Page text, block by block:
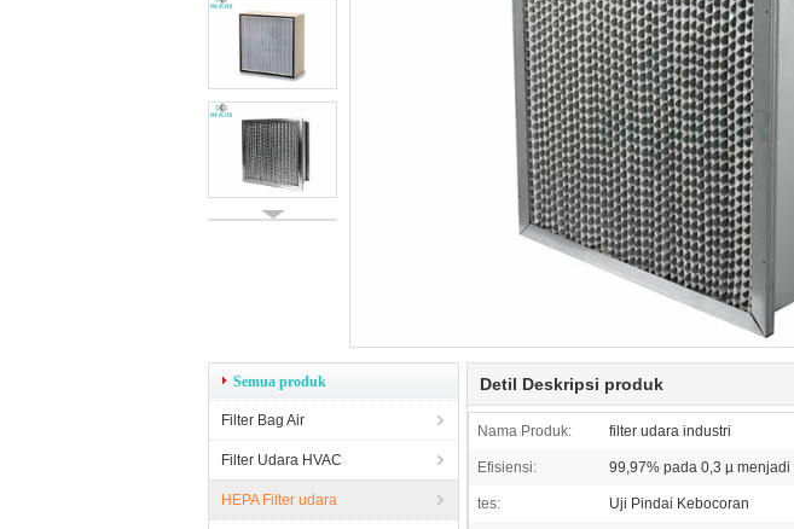
Semua produk
Filter Bag Air
Filter Udara HVAC
HEPA Filter udara
Detil Deskripsi produk
Nama Produk: filter udara industri
Efisiensi: 99,97% pada 0,3 µ
tes: Uji Pindai Kebocoran